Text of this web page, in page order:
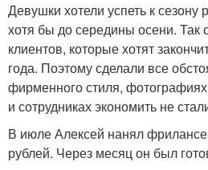
Девушки хотели успеть к сезону
хотя бы до середины осени. Так
клиентов, которые хотят
года. Поэтому сделали все
фирменного стиля,
и сотрудниках экономить не
В июле Алексей нанял
рублей. Через месяц он был